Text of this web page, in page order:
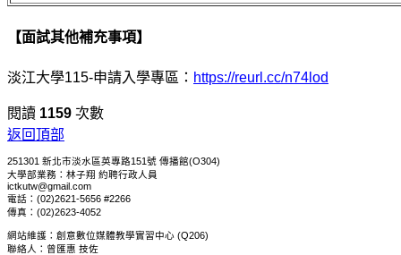
【面試其他補充事項】
淡江大學115-申請入學專區： https://reurl.cc/n74lod
閱讀 1159 次數
返回頂部
251301 新北市淡水區英專路151號 傳播館(O304)
大學部業務：林子翔 約聘行政人員
ictkutw@gmail.com
電話：(02)2621-5656 #2266
傳真：(02)2623-4052
網站維護：創意數位媒體教學實習中心 (Q206)
聯絡人：曾匯惠 技佐